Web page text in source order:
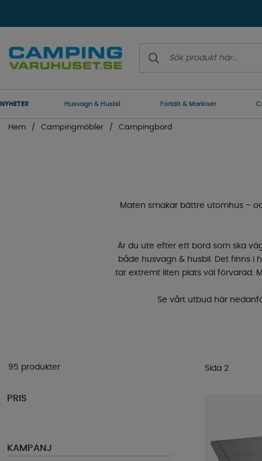
NYHETER Husvagn & Husbil Förtält & Markiser
Hem Campingmöbler Campingbord
Maten smakar bättre utomhus –
Är du ute efter ett bord som ska
både husvagn & husbil. Det finns i
tar extremt liten plats väl förvarad.
Se vårt utbud här
95 produkter
PRIS
KAMPANJ
Sida 2